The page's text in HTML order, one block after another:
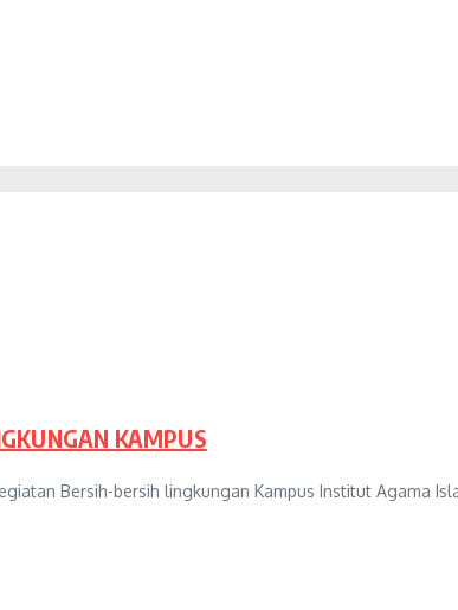
KAMPUS
Bersih-bersih lingkungan Kampus Institut Agama